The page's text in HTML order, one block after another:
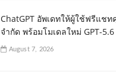
ChatGPT อัพเดทให้ผู้ใช้ฟรีแชท
จำกัด พร้อมโมเดลใหม่ GPT-
August 7, 2026